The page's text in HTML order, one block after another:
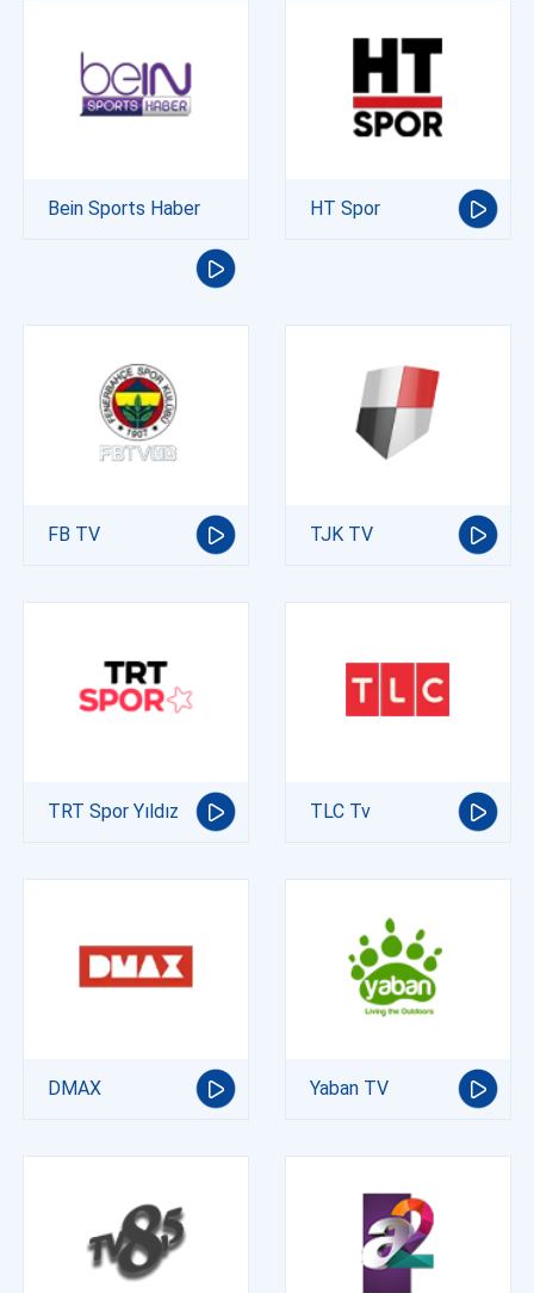
Bein Sports Haber HT Spor
FB TV TJK TV
TRT Spor Yıldız TLC Tv
DMAX Yaban TV